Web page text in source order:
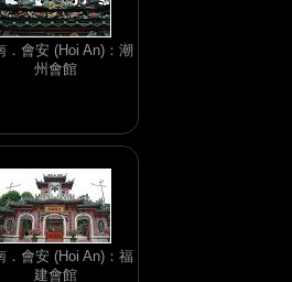
．會安 (Hoi An)：潮
州會館
．會安 (Hoi An)：福
建會館